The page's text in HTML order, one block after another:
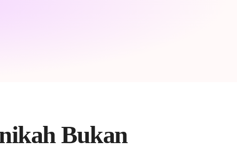
Bukan